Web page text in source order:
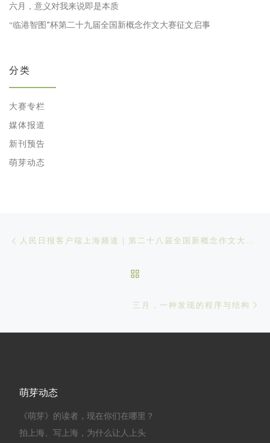
六月，意义对我来说即是本质
“临港智图”杯第二十九届全国新概念作文大赛征文启事
分类
大赛专栏
媒体报道
新刊预告
萌芽动态
文章导航
三月，一种发现的程序与结构
萌芽动态
《萌芽》的读者，现在你们在哪里？
拍上海、写上海，为什么让人上头